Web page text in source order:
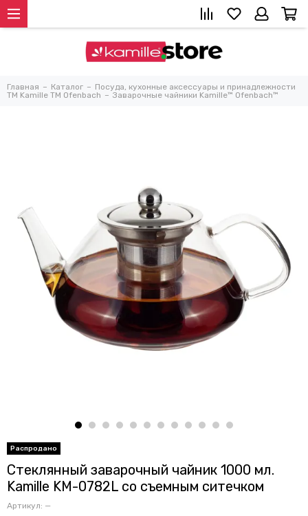
Главная Каталог
Посуда, кухонные аксессуары и принадлежности
TM Kamille TM Ofenbach
Заварочные чайники Kamille™ Ofenbach™
Стеклянный заварочный чайник 1000 мл.
Kamille KM-0782L со съемным ситечком
Артикул: —